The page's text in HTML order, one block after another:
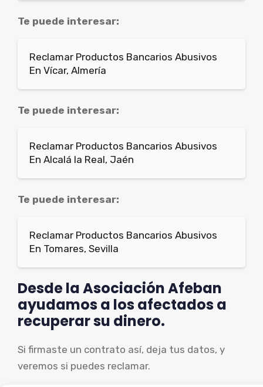
Te puede interesar:
Reclamar Productos Bancarios Abusivos
En Vícar, Almería
Te puede interesar:
Reclamar Productos Bancarios Abusivos
En Alcalá la Real, Jaén
Te puede interesar:
Reclamar Productos Bancarios Abusivos
En Tomares, Sevilla
Desde la Asociación Afeban
ayudamos a los afectados a
recuperar su dinero.
Si firmaste un contrato así, deja tus datos, y
veremos si puedes reclamar.